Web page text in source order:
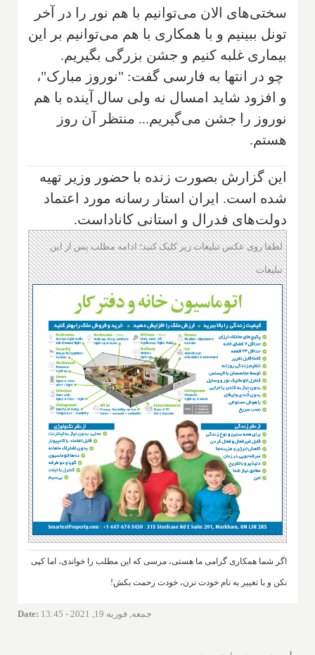
سختی‌های الان می‌توانیم با هم نور را در آخر
تونل ببینیم و با همکاری با هم می‌توانیم بر این
بیماری غلبه کنیم و جشن بزرگی بگیریم.
چو در انتها به فارسی گفت: "نوروز مبارک"،
و افزود شاید امسال نه ولی سال آینده با هم
نوروز را جشن می‌گیریم... منتظر آن روز
هستم.
این گزارش بصورت زنده با حضور وزیر تهیه
شده است. ایران استار رسانه مورد اعتماد
دولت‌های فدرال و استانی کاناداست.
لطفا روی عکس تبلیغات زیر کلیک کنید؛ ادامه مطلب پس از این
تبلیغات
اگر شما همکاری گرامی ما هستی، مرسی که این مطلب را خواندی، اما کپی
نکن و با تغییر به نام خودت نزن، خودت زحمت بکش!
Date: جمعه, فوریه 19, 2021 - 13:45